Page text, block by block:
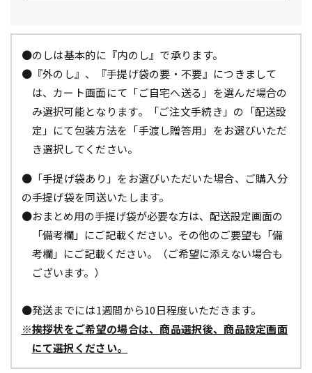
●のしは基本的に『内のし』で承ります。
●『外のし』、『手提げ袋の要・不要』につきまして
は、カート画面にて「ご自宅へ送る」を選んだ場合の
み選択可能となります。「ご注文手続き」の「配送設
定」にて包装方法を「手渡し贈答用」をお選びいただ
き選択してください。
●「手提げ袋あり」をお選びいただいた場合、ご購入分
の手提げ袋を同送いたします。
●おまとめ用の手提げ袋が必要な方は、配送設定画面の
「備考欄」にご記載ください。その他のご要望も「備
考欄」にご記載ください。（ご希望に添えない場合も
ございます。）
●発送までには1週間から10日程度いただきます。
※挨拶状をご希望の場合は、商品選択後、商品設定画面
にて選択ください。